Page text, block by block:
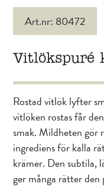
Art.nr: 80472
Vitlökspuré
Rostad vitlök lyfter
vitlöken rostas får
smak. Mildheten gör
ingrediens för kalla
krämer. Den subtila,
ger många rätter